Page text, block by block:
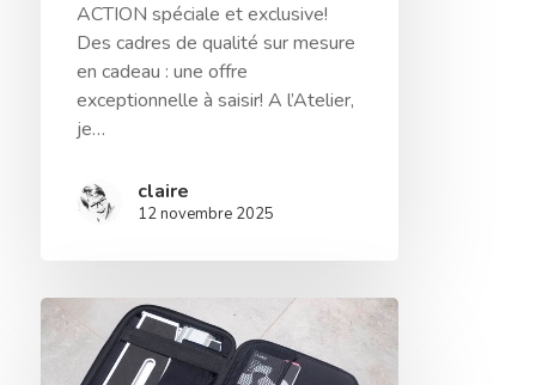
ACTION spéciale et exclusive!
Des cadres de qualité sur mesure
en cadeau : une offre
exceptionnelle à saisir! A l’Atelier,
je…
claire
12 novembre 2025